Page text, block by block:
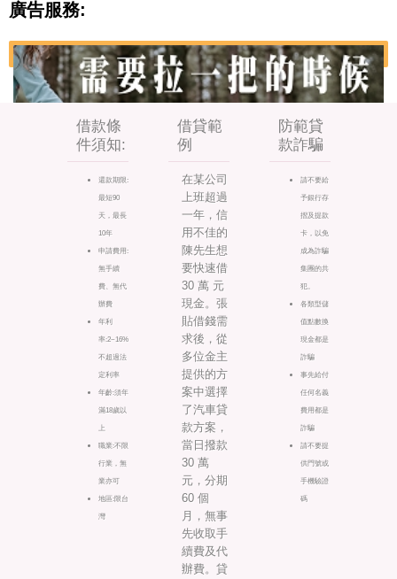
廣告服務:
借款條
件須知:
還款期限:
最短90
天，最長
10年
申請費用:
無手續
費、無代
辦費
年利
率:2~16%
不超過法
定利率
年齡:須年
滿18歲以
上
職業:不限
行業，無
業亦可
地區:限台
灣
借貸範
例
在某公司
上班超過
一年，信
用不佳的
陳先生想
要快速借
30 萬 元
現金。張
貼借錢需
求後，從
多位金主
提供的方
案中選擇
了汽車貸
款方案，
當日撥款
30 萬
元，分期
60 個
月，無事
先收取手
續費及代
辦費。貸
防範貸
款詐騙
請不要給
予銀行存
摺及提款
卡，以免
成為詐騙
集團的共
犯。
各類型儲
值點數換
現金都是
詐騙
事先給付
任何名義
費用都是
詐騙
請不要提
供門號或
手機驗證
碼